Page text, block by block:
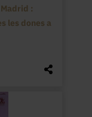
:
les dones a